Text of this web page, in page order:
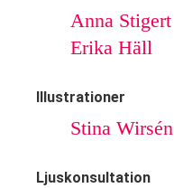
Anna Stigert
Erika Häll
Illustrationer
Stina Wirsén
Ljuskonsultation